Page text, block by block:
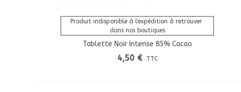
Afficher Plus
Produit indisponible à l'expédition à retrouver
dans nos boutiques
Tablette Noir Intense 85% Cacao
4,50 € TTC